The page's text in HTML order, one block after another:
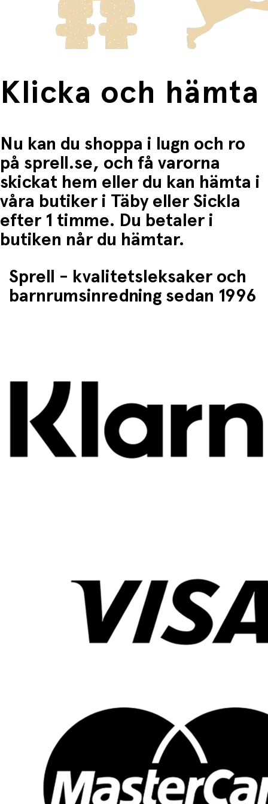
Fri frakt när du handlar för mer än 1500:-
Klicka och hämta
Nu kan du shoppa i lugn och ro
på sprell.se, och få varorna
skickat hem eller du kan hämta i
våra butiker i Täby eller Sickla
efter 1 timme. Du betaler i
butiken når du hämtar.
Sprell - kvalitetsleksaker och
barnrumsinredning sedan 1996